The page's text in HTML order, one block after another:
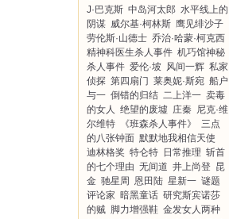
J·巴克斯 中岛河太郎 水平线上的
阴谋 威尔基·柯林斯 鹰见绯沙子
劳伦斯·山德士 乔治·哈蒙·柯克西
精神科医生杀人事件 机巧馆神秘
杀人事件 爱伦·坡 风间一辉 私家
侦探 第四扇门 莱奥妮·斯宛 船户
与一 倒错的归结 二上洋一 卖毒
的女人 绝望的废墟 庄秦 尼克·维
尔维特
《班森杀人事件》
三点
的八张钟面 默默地我相信天使
迪林格奖 特仑特 日常推理 斩首
的七个理由 无间道 井上尚登 昆
金 驰星周 恩田陆 星新一 谜题
评论家 暗黑童话 研究斯宾诺莎
的贼 脚力增强鞋 金发女人两种